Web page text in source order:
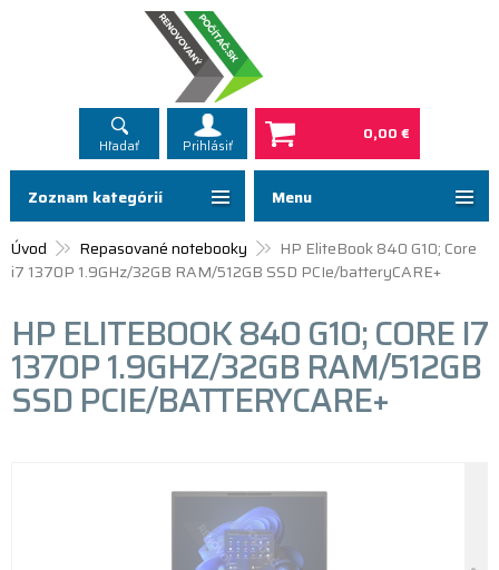
Hľadať Prihlásiť
0,00 €
Menu
Úvod Repasované notebooky
HP EliteBook 840 G10; Core
i7 1370P 1.9GHz/32GB RAM/512GB SSD PCIe/batteryCARE+
HP ELITEBOOK 840 G10; CORE I7
1370P 1.9GHZ/32GB RAM/512GB
SSD PCIE/BATTERYCARE+
Zoznam kategórií